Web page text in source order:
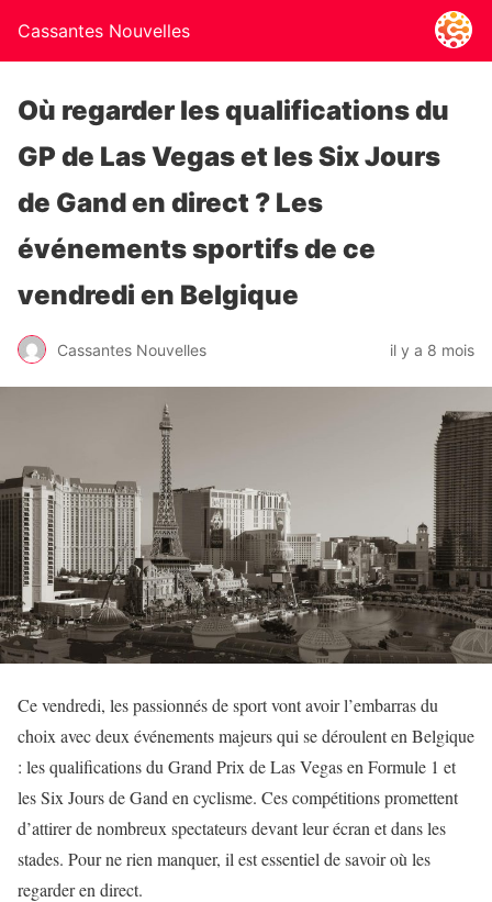
Cassantes Nouvelles
Où regarder les qualifications du
GP de Las Vegas et les Six Jours
de Gand en direct ? Les
événements sportifs de ce
vendredi en Belgique
Cassantes Nouvelles il y a 8 mois
Ce vendredi, les passionnés de sport vont avoir l’embarras du
choix avec deux événements majeurs qui se déroulent en Belgique
: les qualifications du Grand Prix de Las Vegas en Formule 1 et
les Six Jours de Gand en cyclisme. Ces compétitions promettent
d’attirer de nombreux spectateurs devant leur écran et dans les
stades. Pour ne rien manquer, il est essentiel de savoir où les
regarder en direct.